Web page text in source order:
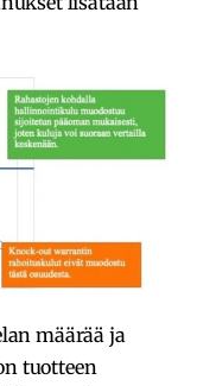
määrää ja
tuotteen